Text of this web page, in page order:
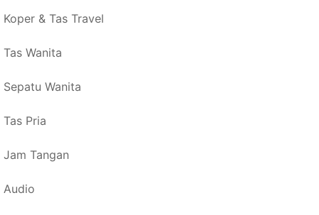
Koper & Tas Travel
Tas Wanita
Sepatu Wanita
Tas Pria
Jam Tangan
Audio